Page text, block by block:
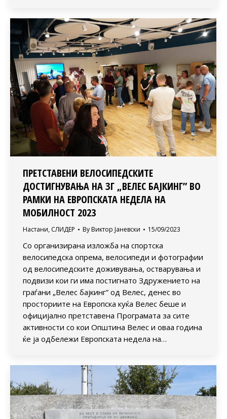
ПРЕТСТАВЕНИ ВЕЛОСИПЕДСКИТЕ
ДОСТИГНУВАЊА НА ЗГ „ВЕЛЕС БАЈКИНГ” ВО
РАМКИ НА ЕВРОПСКАТА НЕДЕЛА НА
МОБИЛНОСТ 2023
Настани, СЛИДЕР By Виктор Јаневски 15/09/2023
Со организирана изложба на спортска
велосипедска опрема, велосипеди и фотографии
од велосипедските доживувања, остварувања и
подвизи кои ги има постигнато Здружението на
граѓани „Велес бајкинг” од Велес, денес во
просториите на Европска куќа Велес беше и
официјално претставена Програмата за сите
активности со кои Општина Велес и оваа година
ќе ја одбележи Европската недела на…